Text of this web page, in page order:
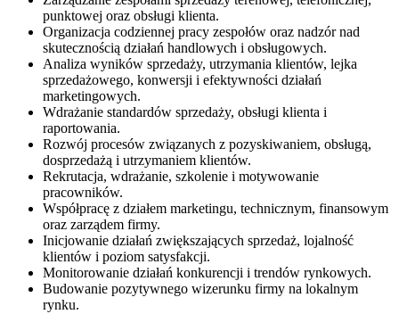
punktowej oraz obsługi klienta.
Organizacja codziennej pracy zespołów oraz nadzór nad
skutecznością działań handlowych i obsługowych.
Analiza wyników sprzedaży, utrzymania klientów, lejka
sprzedażowego, konwersji i efektywności działań
marketingowych.
Wdrażanie standardów sprzedaży, obsługi klienta i
raportowania.
Rozwój procesów związanych z pozyskiwaniem, obsługą,
dosprzedażą i utrzymaniem klientów.
Rekrutacja, wdrażanie, szkolenie i motywowanie
pracowników.
Współpracę z działem marketingu, technicznym, finansowym
oraz zarządem firmy.
Inicjowanie działań zwiększających sprzedaż, lojalność
klientów i poziom satysfakcji.
Monitorowanie działań konkurencji i trendów rynkowych.
Budowanie pozytywnego wizerunku firmy na lokalnym
rynku.